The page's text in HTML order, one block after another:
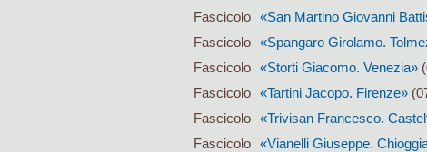
Fascicolo «San Martino Giovanni
Fascicolo «Spangaro Girolamo.
Fascicolo «Storti Giacomo. Venezia»
Fascicolo «Tartini Jacopo. Firenze»
Fascicolo «Trivisan Francesco.
Fascicolo «Vianelli Giuseppe.